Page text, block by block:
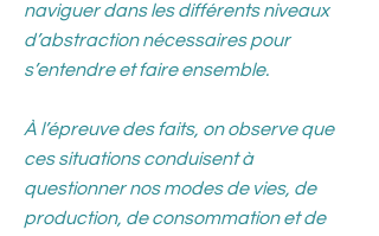
naviguer dans les différents niveaux
d’abstraction nécessaires pour
s’entendre et faire ensemble.
À l’épreuve des faits, on observe que
ces situations conduisent à
questionner nos modes de vies, de
production, de consommation et de